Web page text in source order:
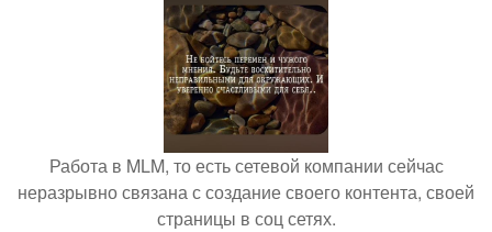
Работа в MLM, то есть сетевой компании сейчас
неразрывно связана с создание своего контента, своей
страницы в соц сетях.